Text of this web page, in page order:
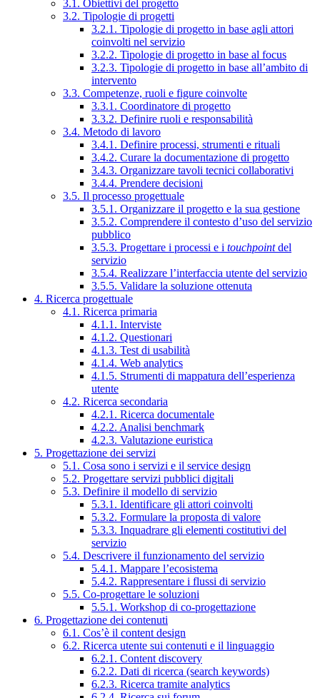
3.1. Obiettivi del progetto
3.2. Tipologie di progetti
3.2.1. Tipologie di progetto in base agli attori
coinvolti nel servizio
3.2.2. Tipologie di progetto in base al focus
3.2.3. Tipologie di progetto in base all’ambito di
intervento
3.3. Competenze, ruoli e figure coinvolte
3.3.1. Coordinatore di progetto
3.3.2. Definire ruoli e responsabilità
3.4. Metodo di lavoro
3.4.1. Definire processi, strumenti e rituali
3.4.2. Curare la documentazione di progetto
3.4.3. Organizzare tavoli tecnici collaborativi
3.4.4. Prendere decisioni
3.5. Il processo progettuale
3.5.1. Organizzare il progetto e la sua gestione
3.5.2. Comprendere il contesto d’uso del servizio
pubblico
3.5.3. Progettare i processi e i touchpointdel
servizio
3.5.4. Realizzare l’interfaccia utente del servizio
3.5.5. Validare la soluzione ottenuta
4. Ricerca progettuale
4.1. Ricerca primaria
4.1.1. Interviste
4.1.2. Questionari
4.1.3. Test di usabilità
4.1.4. Web analytics
4.1.5. Strumenti di mappatura dell’esperienza
utente
4.2. Ricerca secondaria
4.2.1. Ricerca documentale
4.2.2. Analisi benchmark
4.2.3. Valutazione euristica
5. Progettazione dei servizi
5.1. Cosa sono i servizi e il service design
5.2. Progettare servizi pubblici digitali
5.3. Definire il modello di servizio
5.3.1. Identificare gli attori coinvolti
5.3.2. Formulare la proposta di valore
5.3.3. Inquadrare gli elementi costitutivi del
servizio
5.4. Descrivere il funzionamento del servizio
5.4.1. Mappare l’ecosistema
5.4.2. Rappresentare i flussi di servizio
5.5. Co-progettare le soluzioni
5.5.1. Workshop di co-progettazione
6. Progettazione dei contenuti
6.1. Cos’è il content design
6.2. Ricerca utente sui contenuti e il linguaggio
6.2.1. Content discovery
6.2.2. Dati di ricerca (search keywords)
6.2.3. Ricerca tramite analytics